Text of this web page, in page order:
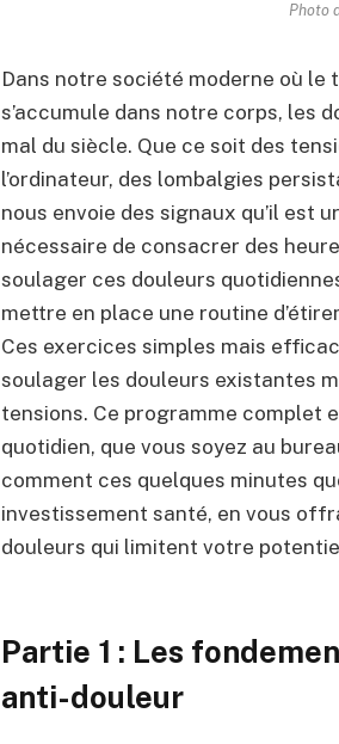
Photo
Dans notre société moderne où le
s’accumule dans notre corps, les
mal du siècle. Que ce soit des
l’ordinateur, des lombalgies
nous envoie des signaux qu’il est
nécessaire de consacrer des
soulager ces douleurs
mettre en place une routine
Ces exercices simples mais
soulager les douleurs existantes
tensions. Ce programme complet
quotidien, que vous soyez au
comment ces quelques minutes
investissement santé, en vous
douleurs qui limitent votre
Partie 1 : Les
anti-douleur